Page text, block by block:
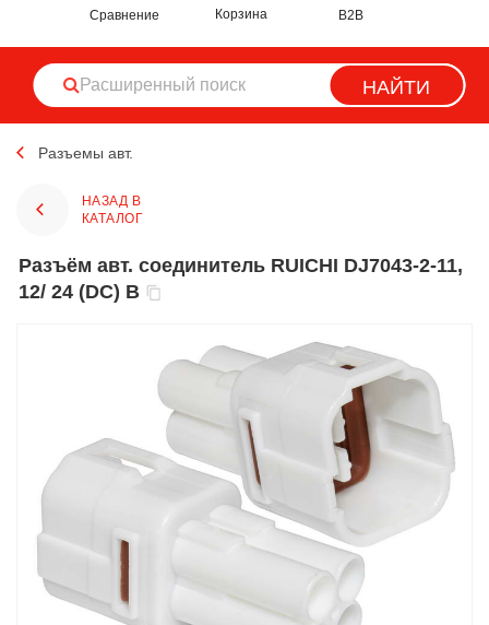
Сравнение Корзина B2B
НАЙТИ
Разъемы авт.
НАЗАД В
КАТАЛОГ
Разъём авт. соединитель RUICHI DJ7043-2-11,
12/ 24 (DC) В